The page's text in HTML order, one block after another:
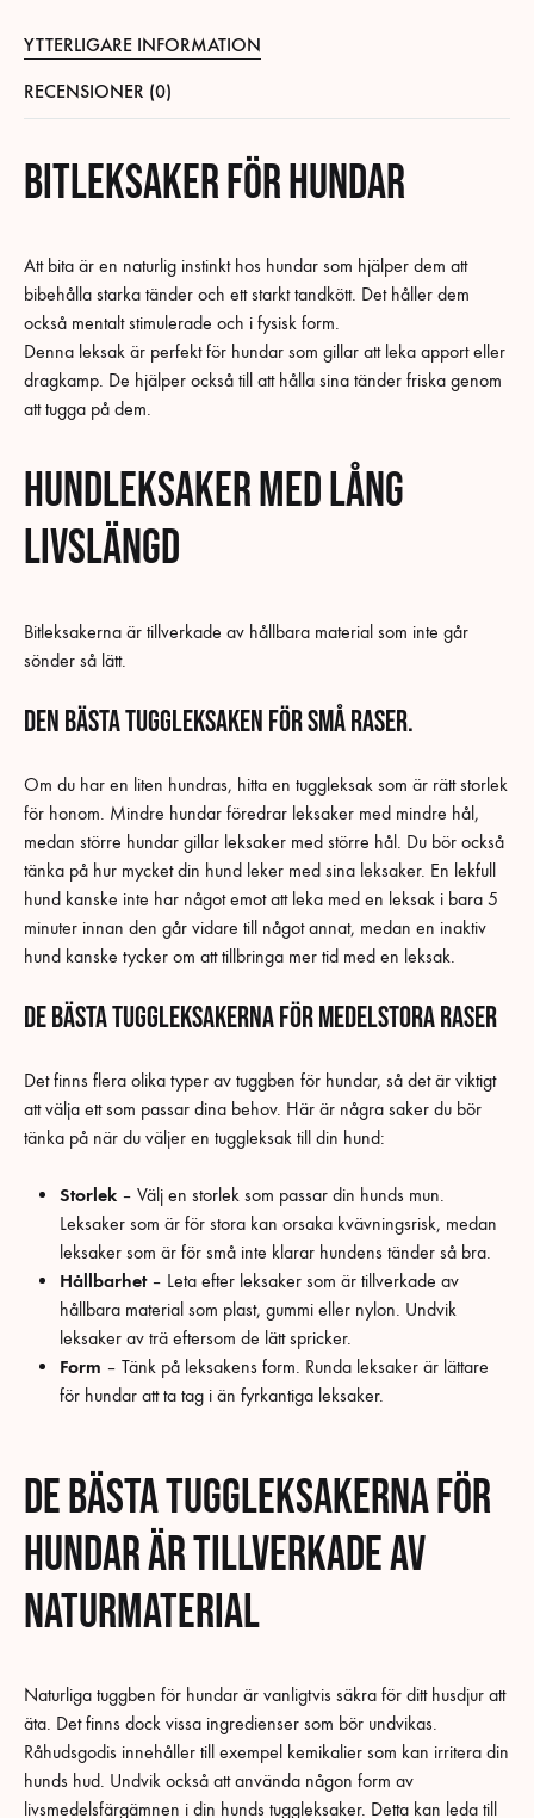
YTTERLIGARE INFORMATION
RECENSIONER (0)
Bitleksaker för hundar
Att bita är en naturlig instinkt hos hundar som hjälper dem att
bibehålla starka tänder och ett starkt tandkött. Det håller dem
också mentalt stimulerade och i fysisk form.
Denna leksak är perfekt för hundar som gillar att leka apport eller
dragkamp. De hjälper också till att hålla sina tänder friska genom
att tugga på dem.
Hundleksaker med lång
livslängd
Bitleksakerna är tillverkade av hållbara material som inte går
sönder så lätt.
Den bästa tuggleksaken för små raser.
Om du har en liten hundras, hitta en tuggleksak som är rätt storlek
för honom. Mindre hundar föredrar leksaker med mindre hål,
medan större hundar gillar leksaker med större hål. Du bör också
tänka på hur mycket din hund leker med sina leksaker. En lekfull
hund kanske inte har något emot att leka med en leksak i bara 5
minuter innan den går vidare till något annat, medan en inaktiv
hund kanske tycker om att tillbringa mer tid med en leksak.
De bästa tuggleksakerna för medelstora raser
Det finns flera olika typer av tuggben för hundar, så det är viktigt
att välja ett som passar dina behov. Här är några saker du bör
tänka på när du väljer en tuggleksak till din hund:
Storlek – Välj en storlek som passar din hunds mun.
Leksaker som är för stora kan orsaka kvävningsrisk, medan
leksaker som är för små inte klarar hundens tänder så bra.
Hållbarhet– Leta efter leksaker som är tillverkade av
hållbara material som plast, gummi eller nylon. Undvik
leksaker av trä eftersom de lätt spricker.
Form – Tänk på leksakens form. Runda leksaker är lättare
för hundar att ta tag i än fyrkantiga leksaker.
De bästa tuggleksakerna för
hundar är tillverkade av
naturmaterial
Naturliga tuggben för hundar är vanligtvis säkra för ditt husdjur att
äta. Det finns dock vissa ingredienser som bör undvikas.
Råhudsgodis innehåller till exempel kemikalier som kan irritera din
hunds hud. Undvik också att använda någon form av
livsmedelsfärgämnen i din hunds tuggleksaker. Detta kan leda till